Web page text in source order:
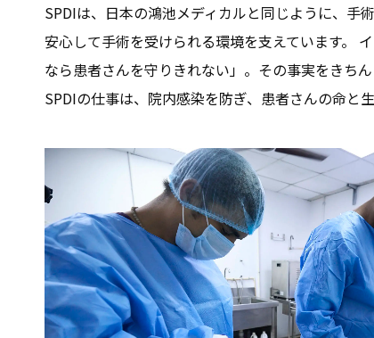
SPDIは、日本の鴻池メディカルと同じように、手
安心して手術を受けられる環境を支えています。
なら患者さんを守りきれない」。その事実をきち
SPDIの仕事は、院内感染を防ぎ、患者さんの命と